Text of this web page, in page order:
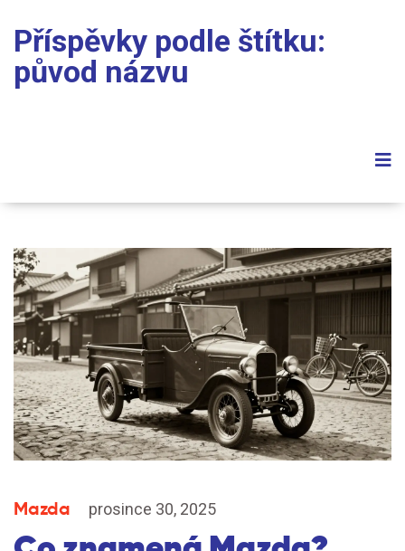
Příspěvky podle štítku:
původ názvu
Mazda prosince 30, 2025